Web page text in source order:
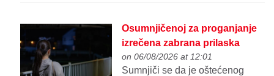
Osumnjičenoj za proganjanje
izrečena zabrana prilaska
on 06/08/2026 at 12:01
Sumnjiči se da je oštećenog